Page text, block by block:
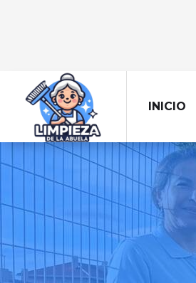
INICIO
Tu hogar